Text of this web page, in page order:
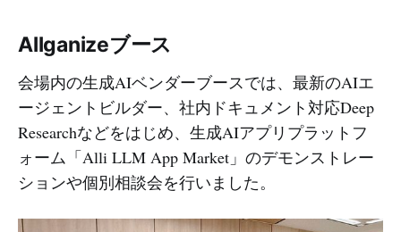
Allganizeブース
会場内の生成AIベンダーブースでは、最新のAIエ
ージェントビルダー、社内ドキュメント対応Deep
Researchなどをはじめ、生成AIアプリプラットフ
ォーム「Alli LLM App Market」のデモンストレー
ションや個別相談会を行いました。